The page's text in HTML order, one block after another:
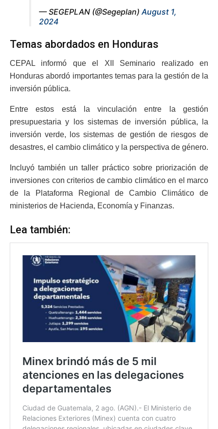
— SEGEPLAN (@Segeplan)August 1,
2024
Temas abordados en Honduras
CEPAL informó que el XII Seminario realizado en
Honduras abordó importantes temas para la gestión de la
inversión pública.
Entre estos está la vinculación entre la gestión
presupuestaria y los sistemas de inversión pública, la
inversión verde, los sistemas de gestión de riesgos de
desastres, el cambio climático y la perspectiva de género.
Incluyó también un taller práctico sobre priorización de
inversiones con criterios de cambio climático en el marco
de la Plataforma Regional de Cambio Climático de
ministerios de Hacienda, Economía y Finanzas.
Lea también: